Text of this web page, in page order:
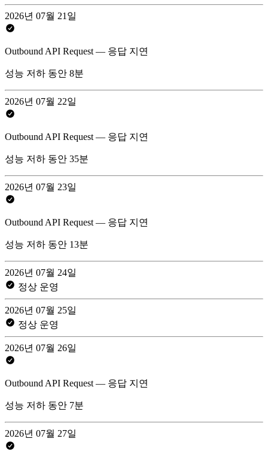
2026년 07월 21일
Outbound API Request — 응답 지연
성능 저하 동안 8분
2026년 07월 22일
Outbound API Request — 응답 지연
성능 저하 동안 35분
2026년 07월 23일
Outbound API Request — 응답 지연
성능 저하 동안 13분
2026년 07월 24일
정상 운영
2026년 07월 25일
정상 운영
2026년 07월 26일
Outbound API Request — 응답 지연
성능 저하 동안 7분
2026년 07월 27일